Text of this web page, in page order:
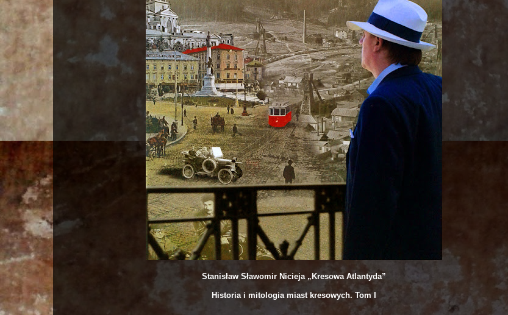
Stanisław Sławomir Nicieja „Kresowa Atlantyda”
Historia i mitologia miast kresowych. Tom I